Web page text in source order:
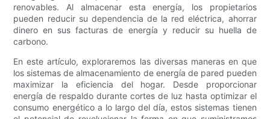
renovables. Al almacenar esta energía, los propietarios
pueden reducir su dependencia de la red eléctrica, ahorrar
dinero en sus facturas de energía y reducir su huella de
carbono.
En este artículo, exploraremos las diversas maneras en que
los sistemas de almacenamiento de energía de pared pueden
maximizar la eficiencia del hogar. Desde proporcionar
energía de respaldo durante cortes de luz hasta optimizar el
consumo energético a lo largo del día, estos sistemas tienen